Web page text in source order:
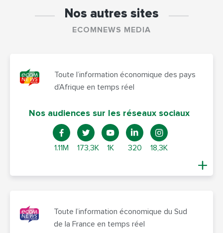
Nos autres sites
ECOMNEWS MEDIA
Toute l’information économique des pays
d’Afrique en temps réel
Nos audiences sur les réseaux sociaux
1.11M 173,3K 1K 320 18,3K
Toute l’information économique du Sud
de la France en temps réel